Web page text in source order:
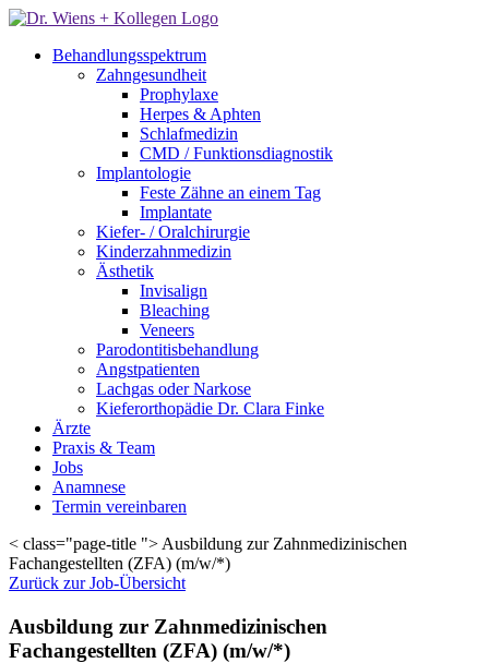
Behandlungsspektrum
Zahngesundheit
Prophylaxe
Herpes & Aphten
Schlafmedizin
CMD / Funktionsdiagnostik
Implantologie
Feste Zähne an einem Tag
Implantate
Kiefer- / Oralchirurgie
Kinderzahnmedizin
Ästhetik
Invisalign
Bleaching
Veneers
Parodontitisbehandlung
Angstpatienten
Lachgas oder Narkose
Kieferorthopädie Dr. Clara Finke
Ärzte
Praxis & Team
Jobs
Anamnese
Termin vereinbaren
< class="page-title "> Ausbildung zur Zahnmedizinischen
Fachangestellten (ZFA) (m/w/*)
Zurück zur Job-Übersicht
Ausbildung zur Zahnmedizinischen
Fachangestellten (ZFA) (m/w/*)